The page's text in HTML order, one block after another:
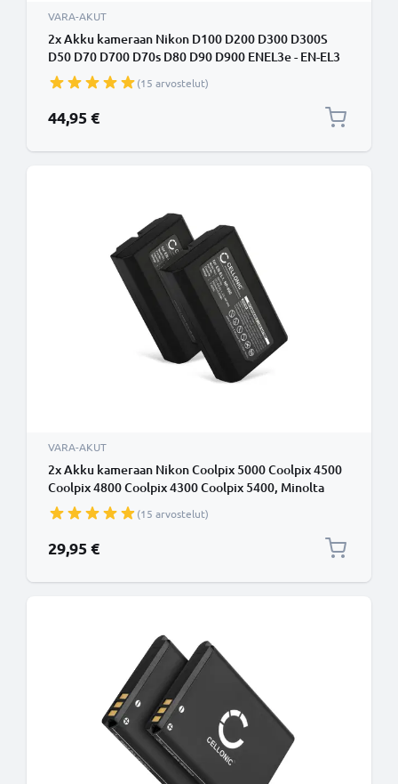
VARA-AKUT
2x Akku kameraan Nikon D100 D200 D300 D300S
D50 D70 D700 D70s D80 D90 D900 ENEL3e - EN-EL3
EN-EL3e (2000mAh, 7.4V) tuotemerkiltä CELLONIC
(15 arvostelut)
44,95 €
VARA-AKUT
2x Akku kameraan Nikon Coolpix 5000 Coolpix 4500
Coolpix 4800 Coolpix 4300 Coolpix 5400, Minolta
DiMAGE A200 - EN-EL1 NP-800 (750mAh, 7.4V)
tuotemerkiltä CELLONIC
(15 arvostelut)
29,95 €